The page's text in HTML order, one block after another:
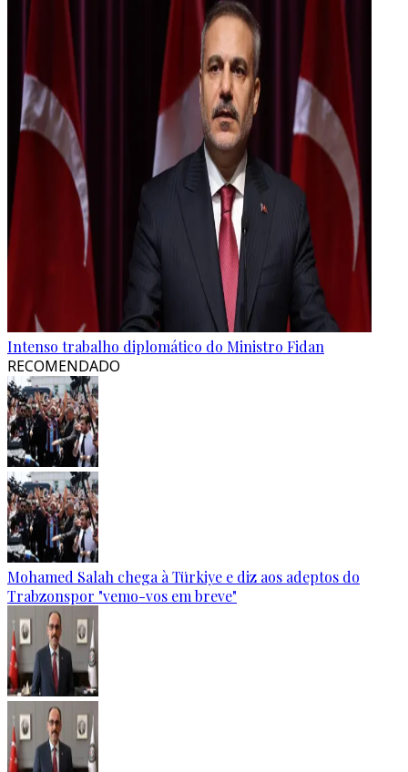
Intenso trabalho diplomático do Ministro Fidan
RECOMENDADO
Mohamed Salah chega à Türkiye e diz aos adeptos do
Trabzonspor "vemo-vos em breve"